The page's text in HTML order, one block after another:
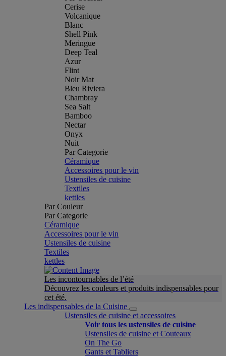
Cerise
Volcanique
Blanc
Shell Pink
Meringue
Deep Teal
Azur
Flint
Noir Mat
Bleu Riviera
Chambray
Sea Salt
Bamboo
Nectar
Onyx
Nuit
Par Categorie
Céramique
Accessoires pour le vin
Ustensiles de cuisine
Textiles
kettles
Par Couleur
Par Categorie
Céramique
Accessoires pour le vin
Ustensiles de cuisine
Textiles
kettles
Les incontournables de l’été
Découvrez les couleurs et produits indispensables pour
cet été.
Les indispensables de la Cuisine
Ustensiles de cuisine et accessoires
Voir tous les ustensiles de cuisine
Ustensiles de cuisine et Couteaux
On The Go
Gants et Tabliers